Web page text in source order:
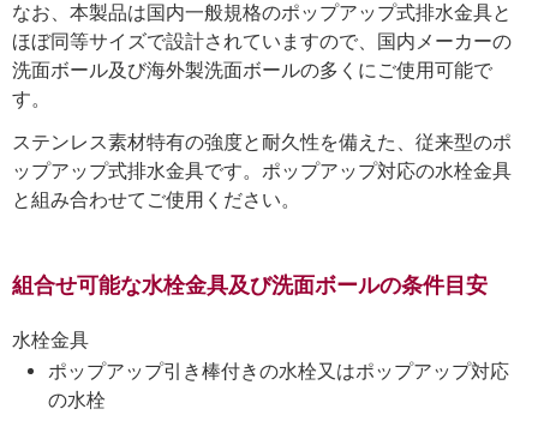
なお、本製品は国内一般規格のポップアップ式排水金具と
ほぼ同等サイズで設計されていますので、国内メーカーの
洗面ボール及び海外製洗面ボールの多くにご使用可能で
す。
ステンレス素材特有の強度と耐久性を備えた、従来型のポ
ップアップ式排水金具です。ポップアップ対応の水栓金具
と組み合わせてご使用ください。
組合せ可能な水栓金具及び洗面ボールの条件目安
水栓金具
ポップアップ引き棒付きの水栓又はポップアップ対応
の水栓